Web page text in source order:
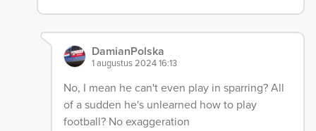
DamianPolska
1 augustus 2024 16:13
No, I mean he can't even play in sparring? All
of a sudden he's unlearned how to play
football? No exaggeration